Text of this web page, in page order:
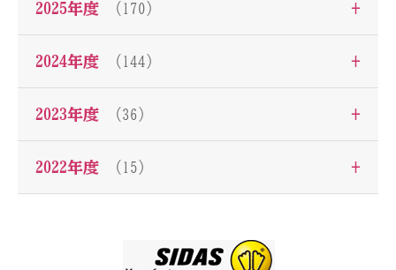
2025年度 （170） +
2024年度 （144） +
2023年度 （36） +
2022年度 （15） +